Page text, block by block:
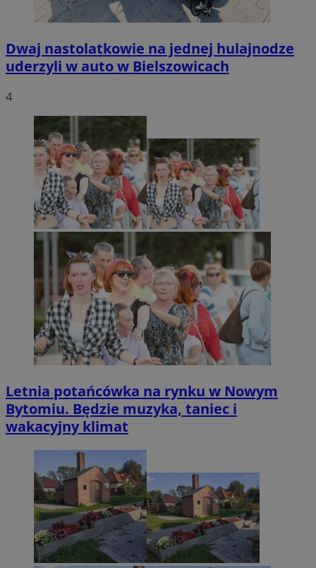
Dwaj nastolatkowie na jednej hulajnodze
uderzyli w auto w Bielszowicach
4
Letnia potańcówka na rynku w Nowym
Bytomiu. Będzie muzyka, taniec i
wakacyjny klimat